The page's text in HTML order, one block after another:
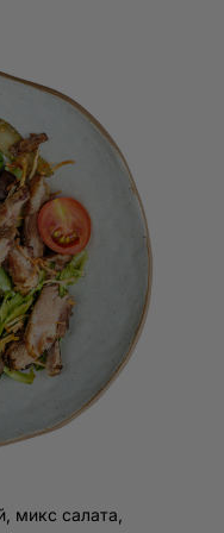
микс салата,
работы сайта.
на основании
посредством
окне
для обеспечения
cookie для
и аналитические
посещаемости с
cookie?
аналитических
или изменить своё
настройки